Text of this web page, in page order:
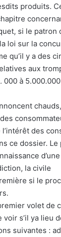
produits.
si le
loi sur la
qu’il y a des
aux
000 à
des
ce dossier.
la civile
si le
volet
voir s’il ya lieu
suivantes :